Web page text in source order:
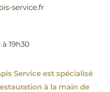
service.fr
19h30
Service est spécialisé
à la main de